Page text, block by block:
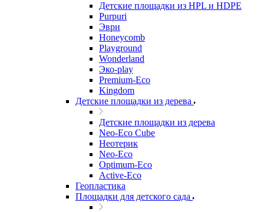
Детские площадки из HPL и HDPE
Purpuri
Эври
Honeycomb
Playground
Wonderland
Эко-play
Premium-Eco
Kingdom
Детские площадки из дерева
Детские площадки из дерева
Neo-Eco Cube
Неотерик
Neo-Eco
Оptimum-Еco
Active-Eco
Геопластика
Площадки для детского сада